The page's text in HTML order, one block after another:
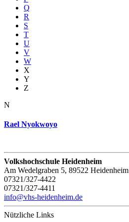
Q
R
S
T
U
V
W
X
Y
Z
N
Rael Nyokwoyo
Volkshochschule Heidenheim
Am Wedelgraben 5, 89522 Heidenheim
07321/327-4422
07321/327-4411
info@vhs-heidenheim.de
Nützliche Links